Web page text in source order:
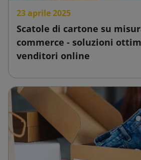
23 aprile 2025
Scatole di cartone su
commerce - soluzioni
venditori online